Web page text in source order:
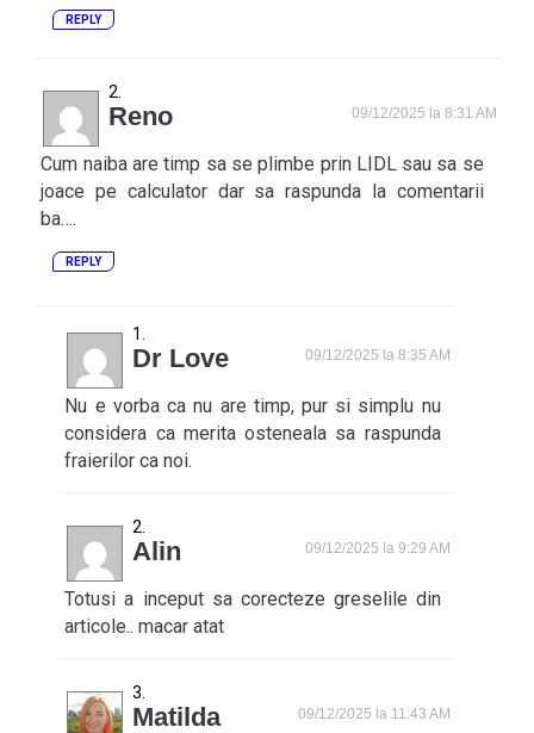
REPLY
Reno 09/12/2025 la 8:31 AM
Cum naiba are timp sa se plimbe prin LIDL sau sa se
joace pe calculator dar sa raspunda la comentarii
ba….
REPLY
Dr Love 09/12/2025 la 8:35 AM
Nu e vorba ca nu are timp, pur si simplu nu
considera ca merita osteneala sa raspunda
fraierilor ca noi.
Alin 09/12/2025 la 9:29 AM
Totusi a inceput sa corecteze greselile din
articole.. macar atat
Matilda 09/12/2025 la 11:43 AM